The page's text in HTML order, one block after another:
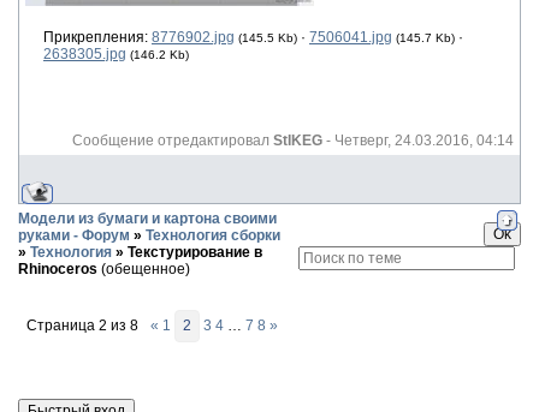
Прикрепления: 8776902.jpg (145.5 Kb) · 7506041.jpg (145.7 Kb) ·
2638305.jpg (146.2 Kb)
Сообщение отредактировал StIKEG - Четверг, 24.03.2016, 04:14
Модели из бумаги и картона своими
руками - Форум » Технология сборки
» Технология » Текстурирование в
Rhinoceros (обещенное)
Страница 2 из 8 « 1 2 3 4 … 7 8 »